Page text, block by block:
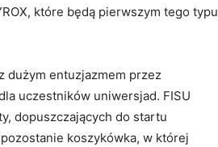
które będą pierwszym tego typu
dużym entuzjazmem przez
uczestników uniwersjad. FISU
dopuszczających do startu
koszykówka, w której